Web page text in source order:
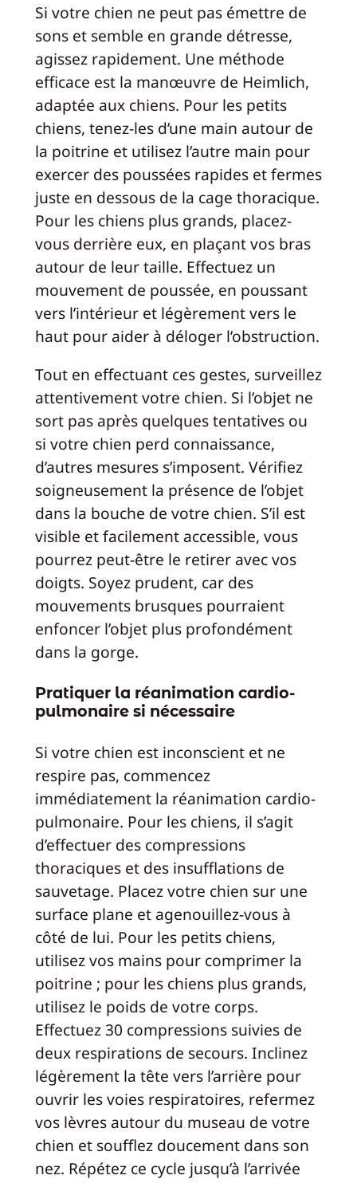
Si votre chien ne peut pas émettre de
sons et semble en grande détresse,
agissez rapidement. Une méthode
efficace est la manœuvre de Heimlich,
adaptée aux chiens. Pour les petits
chiens, tenez-les d’une main autour de
la poitrine et utilisez l’autre main pour
exercer des poussées rapides et fermes
juste en dessous de la cage thoracique.
Pour les chiens plus grands, placez-
vous derrière eux, en plaçant vos bras
autour de leur taille. Effectuez un
mouvement de poussée, en poussant
vers l’intérieur et légèrement vers le
haut pour aider à déloger l’obstruction.
Tout en effectuant ces gestes, surveillez
attentivement votre chien. Si l’objet ne
sort pas après quelques tentatives ou
si votre chien perd connaissance,
d’autres mesures s’imposent. Vérifiez
soigneusement la présence de l’objet
dans la bouche de votre chien. S’il est
visible et facilement accessible, vous
pourrez peut-être le retirer avec vos
doigts. Soyez prudent, car des
mouvements brusques pourraient
enfoncer l’objet plus profondément
dans la gorge.
Pratiquer la réanimation cardio-
pulmonaire si nécessaire
Si votre chien est inconscient et ne
respire pas, commencez
immédiatement la réanimation cardio-
pulmonaire. Pour les chiens, il s’agit
d’effectuer des compressions
thoraciques et des insufflations de
sauvetage. Placez votre chien sur une
surface plane et agenouillez-vous à
côté de lui. Pour les petits chiens,
utilisez vos mains pour comprimer la
poitrine ; pour les chiens plus grands,
utilisez le poids de votre corps.
Effectuez 30 compressions suivies de
deux respirations de secours. Inclinez
légèrement la tête vers l’arrière pour
ouvrir les voies respiratoires, refermez
vos lèvres autour du museau de votre
chien et soufflez doucement dans son
nez. Répétez ce cycle jusqu’à l’arrivée